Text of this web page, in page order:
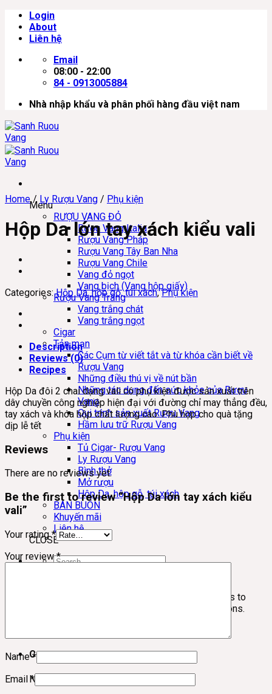
Skip
content
Login
About
Liên hệ
Email
08:00 - 22:00
84 - 0913005884
Nhà nhập khẩu và phân phối hàng đầu việt nam
Menu
RƯỢU VANG ĐỎ
Rượu Vang Italia
Rượu Vang Pháp
Rượu Vang Tây Ban Nha
Rượu Vang Chile
Vang đỏ ngọt
Vang bịch (Vang hộp giấy)
Rượu Vang Trắng
Vang trắng chát
Vang trắng ngọt
Cigar
Tản mạn
Các Cụm từ viết tắt và từ khóa cần biết về
Rượu Vang
Những điều thú vị về nút bần
Những tác dụng đến sức khỏe của Rượu
Vang
Qui trình sản xuất Rượu Vang
Hầm lưu trữ Rượu Vang
Phụ kiện
Tủ Cigar- Rượu Vang
Ly Rượu Vang
Bình thở
Mở rượu
Hộp Da, hộp gỗ, túi xách
BÁN BUÔN
Khuyến mãi
Liên hệ
CLOSE
Search
You need Polylang or WPML plugin for this to
work. You can remove it from Theme Options.
Cart
No products in the cart.
Home / Ly Rượu Vang / Phụ kiện
Hộp Da lớn tay xách kiểu vali
Categories:Hộp Da, hộp gỗ, túi xách,Phụ kiện
Description
Reviews (0)
Recipes
Hộp Da đôi 2 chai dạng vali có phụ kiện được sản xuất trên
dây chuyền công nghiệp hiện đại với đường chỉ may thẳng đều,
tay xách và khóa hộp chất lượng cao. Phù hợp cho quà tặng
dịp lễ tết
Reviews
There are no reviews yet.
Be the first to review “Hộp Da lớn tay xách kiểu
vali”
Your rating*
Your review*
Name*
Email*